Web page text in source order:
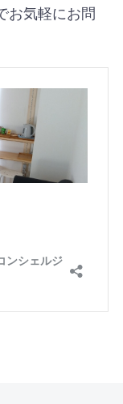
お気軽にお問